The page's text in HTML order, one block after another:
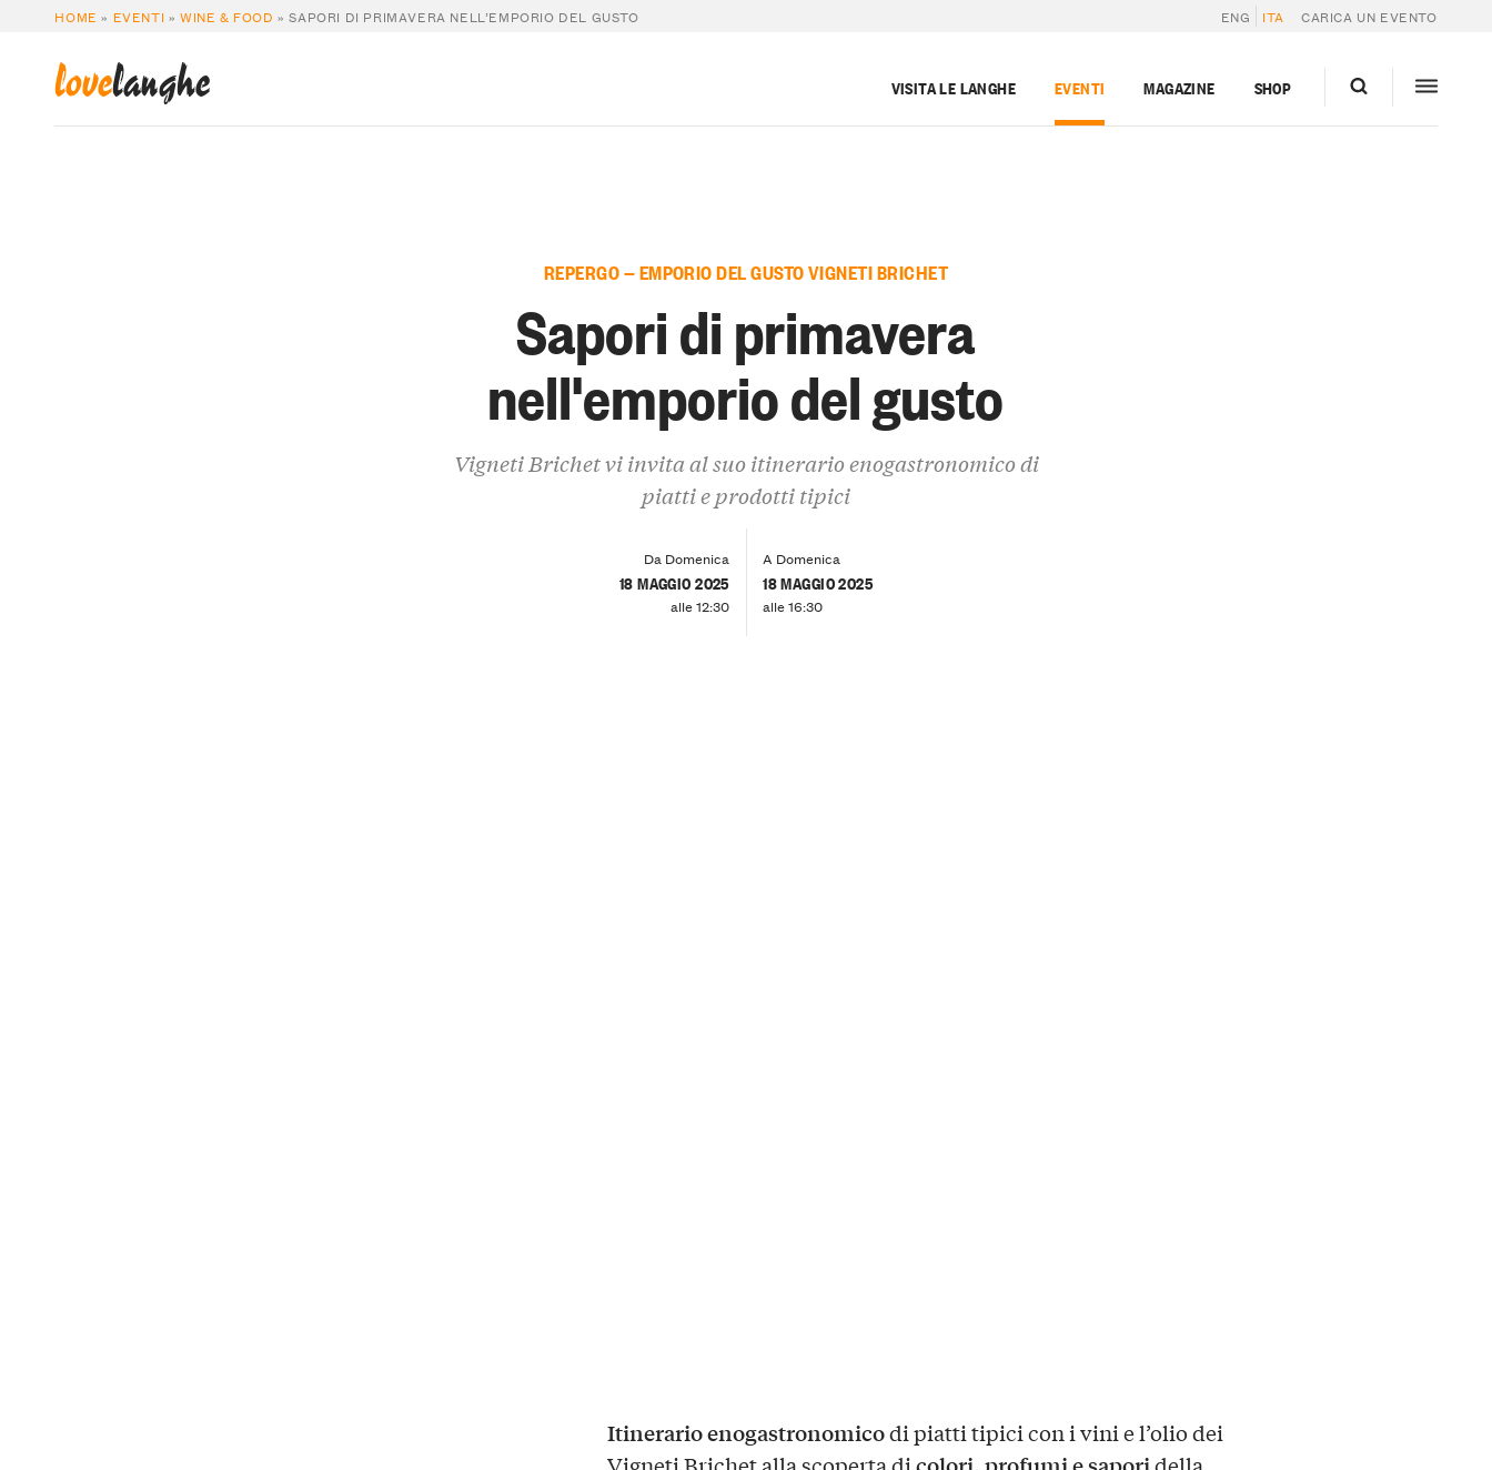
HOME » EVENTI »WINE & FOOD »SAPORI DI PRIMAVERA NELL’EMPORIO DEL GUSTO ENG ITA CARICA UN EVENTO
lovelanghe VISITA LE LANGHE EVENTI MAGAZINE SHOP
REPERGO — EMPORIO DEL GUSTO VIGNETI BRICHET
Sapori di primavera
nell'emporio del gusto
Vigneti Brichet vi invita al suo itinerario enogastronomico di
piatti e prodotti tipici
Da Domenica
18 MAGGIO 2025
alle 12:30
A Domenica
18 MAGGIO 2025
alle 16:30
Itinerario enogastronomicodi piatti tipici con i vini e l’olio dei